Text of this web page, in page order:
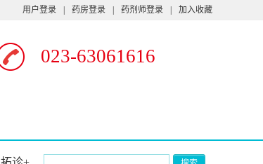
用户登录 药房登录 药剂师登录 加入收藏
023-63061616